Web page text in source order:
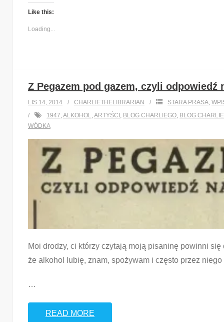
Like this:
Loading...
Z Pegazem pod gazem, czyli
LIS 14, 2014 CHARLIETHELIBRARIAN STARA PRASA,
1947,ALKOHOL,ARTYŚCI , BLOG CHARLIEGO, BLOG
WÓDKA
Moi drodzy, ci którzy czytają moją pisaninę powinni
że alkohol lubię, znam, spożywam i często przez
…
READ MORE